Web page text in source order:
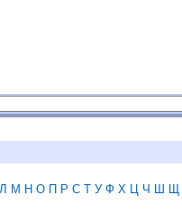
Л М Н О П Р С Т У Ф Х Ц Ч Ш Щ